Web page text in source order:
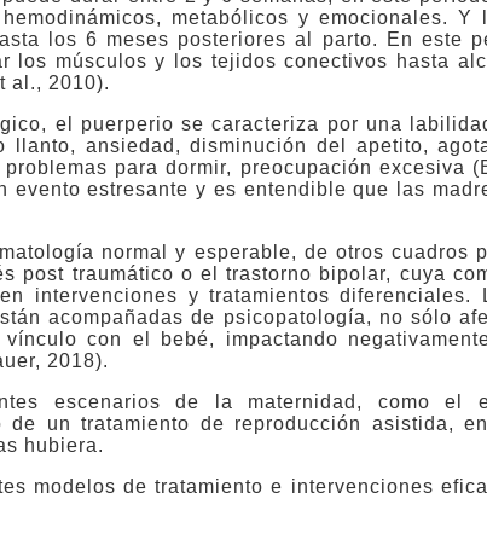
metabólicos y emocionales.
los 6 meses posteriores al parto. En este
los músculos y los tejidos conectivos hasta
al., 2010).
el puerperio se caracteriza por una
llanto, ansiedad, disminución del apetito,
para dormir, preocupación excesiva
evento estresante y es entendible que las
normal y esperable, de otros cuadros
post traumático o el trastorno bipolar, cuya
intervenciones y tratamientos
acompañadas de psicopatología, no sólo
con el bebé, impactando
2018).
escenarios de la maternidad, como el
un tratamiento de reproducción asistida,
hubiera.
modelos de tratamiento e intervenciones